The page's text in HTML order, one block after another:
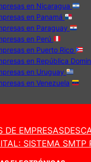
en Nicaragua
en Panamá
en Paraguay
en Perú
en Puerto Rico
en República
en Uruguay
en Venezuela
DE EMPRESAS
SISTEMA SMTP